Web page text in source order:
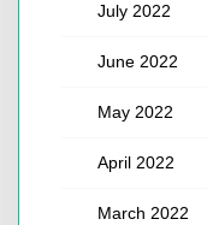
July 2022
June 2022
May 2022
April 2022
March 2022